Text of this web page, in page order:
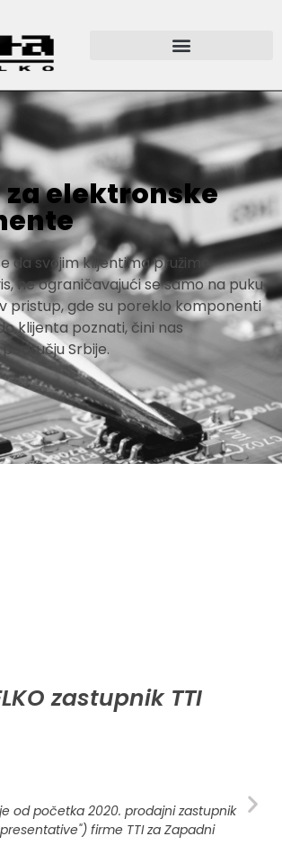
za elektronske
da svojim klijentima pružimo
ne ograničavajući se samo na puku
pristup, gde su poreklo komponenti
klijenta poznati, čini nas
Srbije.
zastupnik TTI
je od početka 2020. prodajni zastupnik
firme TTI za Zapadni
zastupnik TTI
je od početka 2020. prodajni zastupnik
firme TTI za Zapadni